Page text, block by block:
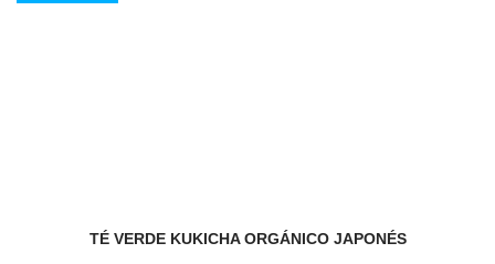
TÉ VERDE KUKICHA ORGÁNICO JAPONÉS